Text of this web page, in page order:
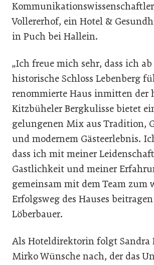
Vollererhof, ein Hotel &
in Puch bei Hallein.
„Ich freue mich sehr, dass ich
historische Schloss Lebenberg
renommierte Haus inmitten der
Kitzbüheler Bergkulisse bietet
gelungenen Mix aus Tradition,
und modernem Gästeerlebnis.
dass ich mit meiner
Gastlichkeit und meiner
gemeinsam mit dem Team zum
Erfolgsweg des Hauses
Löberbauer.
Als Hoteldirektorin folgt Sandra
Mirko Wünsche nach, der das